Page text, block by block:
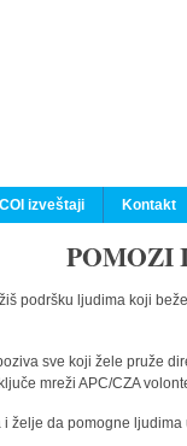
COI izveštaji Kontakt
POMOZI
podršku ljudima koji
sve koji žele pruže
mreži APC/CZA
želje da pomogne